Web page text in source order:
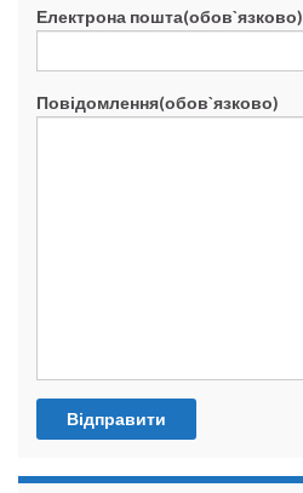
Електрона пошта(обов`язково)
Повідомлення(обов`язково)